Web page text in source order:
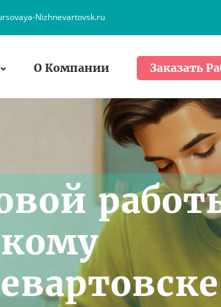
Nizhnevartovsk.ru
О Компании Заказать